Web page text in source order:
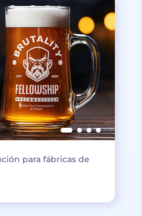
para fábricas de